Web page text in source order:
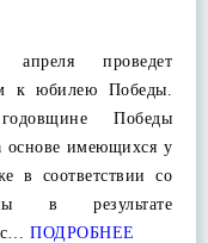
проведет
к юбилею Победы.
Победы
основе имеющихся у
в соответствии со
в результате
с… ПОДРОБНЕЕ